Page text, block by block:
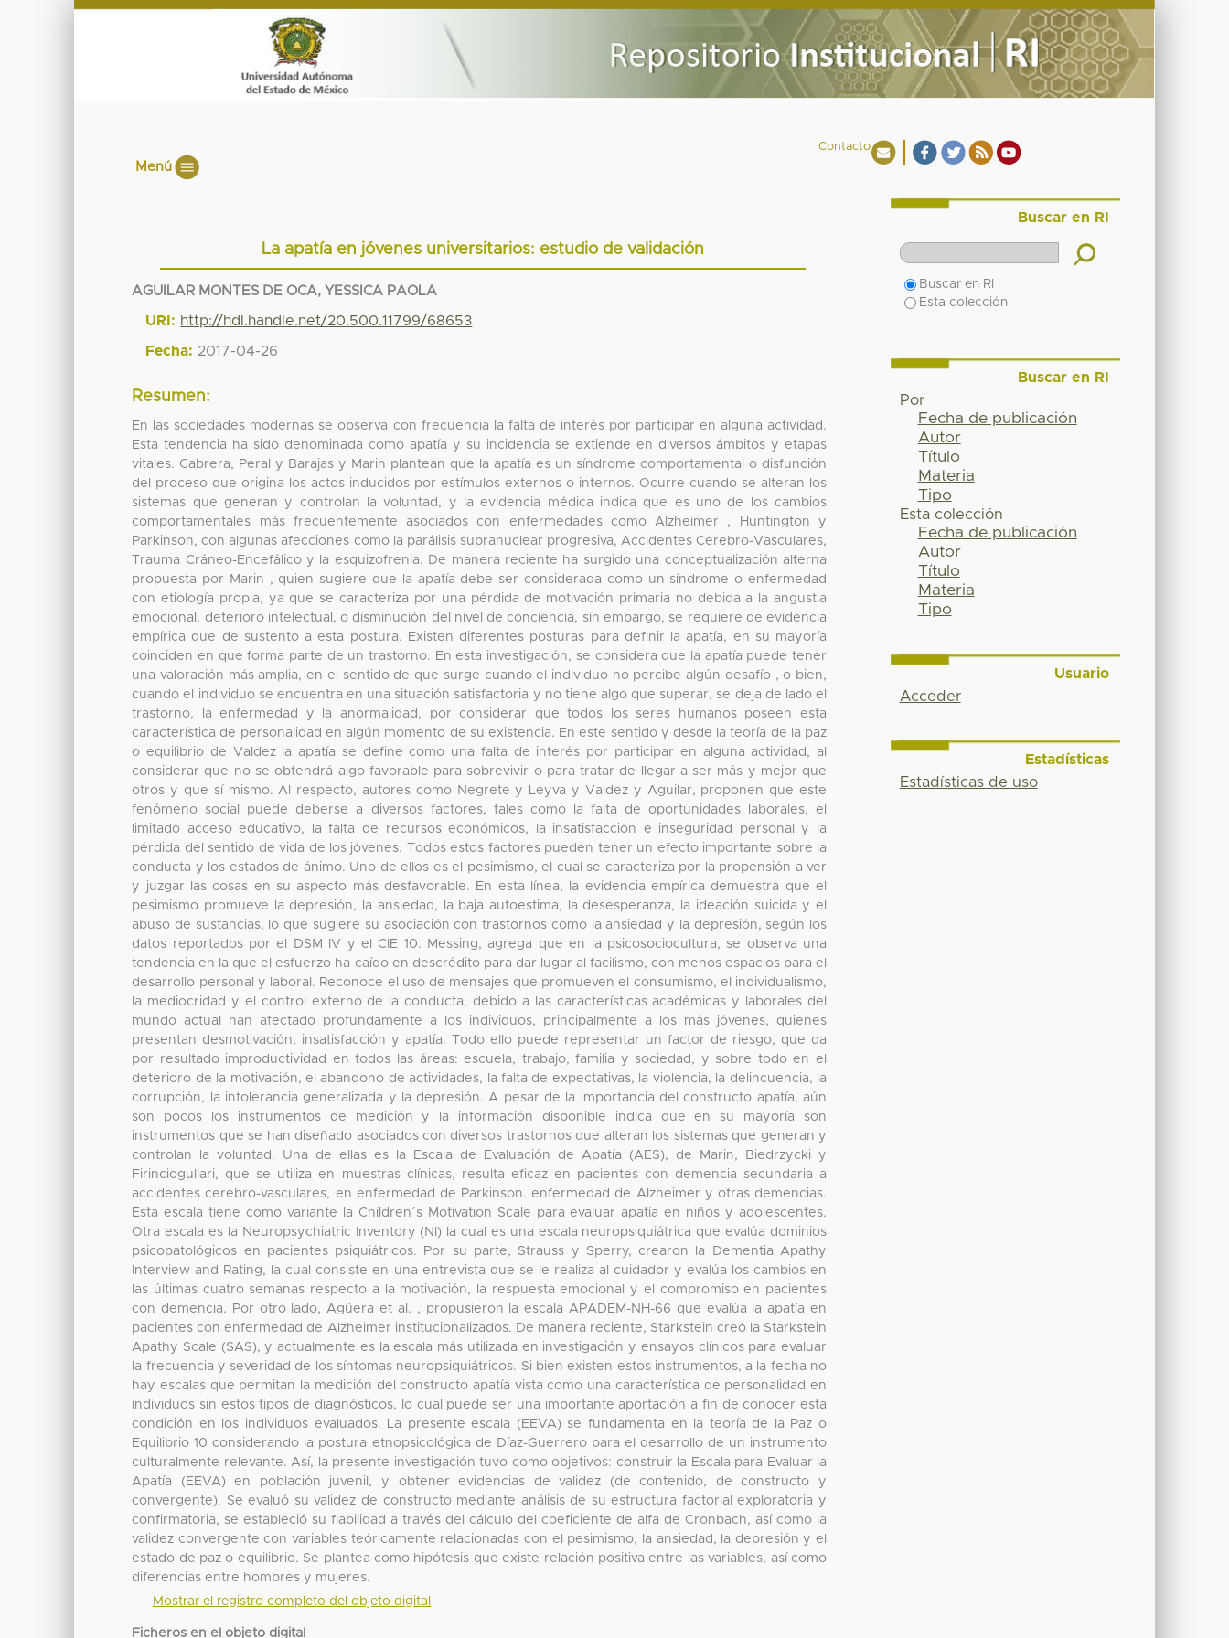
Contacto
Menú
La apatía en jóvenes universitarios: estudio de validación
AGUILAR MONTES DE OCA, YESSICA PAOLA
URI: http://hdl.handle.net/20.500.11799/68653
Fecha: 2017-04-26
Resumen:
En las sociedades modernas se observa con frecuencia la falta de interés por participar en alguna actividad.
Esta tendencia ha sido denominada como apatía y su incidencia se extiende en diversos ámbitos y etapas
vitales. Cabrera, Peral y Barajas y Marin plantean que la apatía es un síndrome comportamental o disfunción
del proceso que origina los actos inducidos por estímulos externos o internos. Ocurre cuando se alteran los
sistemas que generan y controlan la voluntad, y la evidencia médica indica que es uno de los cambios
comportamentales más frecuentemente asociados con enfermedades como Alzheimer , Huntington y
Parkinson, con algunas afecciones como la parálisis supranuclear progresiva, Accidentes Cerebro-Vasculares,
Trauma Cráneo-Encefálico y la esquizofrenia. De manera reciente ha surgido una conceptualización alterna
propuesta por Marin , quien sugiere que la apatía debe ser considerada como un síndrome o enfermedad
con etiología propia, ya que se caracteriza por una pérdida de motivación primaria no debida a la angustia
emocional, deterioro intelectual, o disminución del nivel de conciencia, sin embargo, se requiere de evidencia
empírica que de sustento a esta postura. Existen diferentes posturas para definir la apatía, en su mayoría
coinciden en que forma parte de un trastorno. En esta investigación, se considera que la apatía puede tener
una valoración más amplia, en el sentido de que surge cuando el individuo no percibe algún desafío , o bien,
cuando el individuo se encuentra en una situación satisfactoria y no tiene algo que superar, se deja de lado el
trastorno, la enfermedad y la anormalidad, por considerar que todos los seres humanos poseen esta
característica de personalidad en algún momento de su existencia. En este sentido y desde la teoría de la paz
o equilibrio de Valdez la apatía se define como una falta de interés por participar en alguna actividad, al
considerar que no se obtendrá algo favorable para sobrevivir o para tratar de llegar a ser más y mejor que
otros y que sí mismo. Al respecto, autores como Negrete y Leyva y Valdez y Aguilar, proponen que este
fenómeno social puede deberse a diversos factores, tales como la falta de oportunidades laborales, el
limitado acceso educativo, la falta de recursos económicos, la insatisfacción e inseguridad personal y la
pérdida del sentido de vida de los jóvenes. Todos estos factores pueden tener un efecto importante sobre la
conducta y los estados de ánimo. Uno de ellos es el pesimismo, el cual se caracteriza por la propensión a ver
y juzgar las cosas en su aspecto más desfavorable. En esta línea, la evidencia empírica demuestra que el
pesimismo promueve la depresión, la ansiedad, la baja autoestima, la desesperanza, la ideación suicida y el
abuso de sustancias, lo que sugiere su asociación con trastornos como la ansiedad y la depresión, según los
datos reportados por el DSM IV y el CIE 10. Messing, agrega que en la psicosociocultura, se observa una
tendencia en la que el esfuerzo ha caído en descrédito para dar lugar al facilismo, con menos espacios para el
desarrollo personal y laboral. Reconoce el uso de mensajes que promueven el consumismo, el individualismo,
la mediocridad y el control externo de la conducta, debido a las características académicas y laborales del
mundo actual han afectado profundamente a los individuos, principalmente a los más jóvenes, quienes
presentan desmotivación, insatisfacción y apatía. Todo ello puede representar un factor de riesgo, que da
por resultado improductividad en todos las áreas: escuela, trabajo, familia y sociedad, y sobre todo en el
deterioro de la motivación, el abandono de actividades, la falta de expectativas, la violencia, la delincuencia, la
corrupción, la intolerancia generalizada y la depresión. A pesar de la importancia del constructo apatía, aún
son pocos los instrumentos de medición y la información disponible indica que en su mayoría son
instrumentos que se han diseñado asociados con diversos trastornos que alteran los sistemas que generan y
controlan la voluntad. Una de ellas es la Escala de Evaluación de Apatía (AES), de Marin, Biedrzycki y
Firinciogullari, que se utiliza en muestras clínicas, resulta eficaz en pacientes con demencia secundaria a
accidentes cerebro-vasculares, en enfermedad de Parkinson. enfermedad de Alzheimer y otras demencias.
Esta escala tiene como variante la Children´s Motivation Scale para evaluar apatía en niños y adolescentes.
Otra escala es la Neuropsychiatric Inventory (NI) la cual es una escala neuropsiquiátrica que evalúa dominios
psicopatológicos en pacientes psiquiátricos. Por su parte, Strauss y Sperry, crearon la Dementia Apathy
Interview and Rating, la cual consiste en una entrevista que se le realiza al cuidador y evalúa los cambios en
las últimas cuatro semanas respecto a la motivación, la respuesta emocional y el compromiso en pacientes
con demencia. Por otro lado, Agüera et al. , propusieron la escala APADEM-NH-66 que evalúa la apatía en
pacientes con enfermedad de Alzheimer institucionalizados. De manera reciente, Starkstein creó la Starkstein
Apathy Scale (SAS), y actualmente es la escala más utilizada en investigación y ensayos clínicos para evaluar
la frecuencia y severidad de los síntomas neuropsiquiátricos. Si bien existen estos instrumentos, a la fecha no
hay escalas que permitan la medición del constructo apatía vista como una característica de personalidad en
individuos sin estos tipos de diagnósticos, lo cual puede ser una importante aportación a fin de conocer esta
condición en los individuos evaluados. La presente escala (EEVA) se fundamenta en la teoría de la Paz o
Equilibrio 10 considerando la postura etnopsicológica de Díaz-Guerrero para el desarrollo de un instrumento
culturalmente relevante. Así, la presente investigación tuvo como objetivos: construir la Escala para Evaluar la
Apatía (EEVA) en población juvenil, y obtener evidencias de validez (de contenido, de constructo y
convergente). Se evaluó su validez de constructo mediante análisis de su estructura factorial exploratoria y
confirmatoria, se estableció su fiabilidad a través del cálculo del coeficiente de alfa de Cronbach, así como la
validez convergente con variables teóricamente relacionadas con el pesimismo, la ansiedad, la depresión y el
estado de paz o equilibrio. Se plantea como hipótesis que existe relación positiva entre las variables, así como
diferencias entre hombres y mujeres.
Mostrar el registro completo del objeto digital
Ficheros en el objeto digital
Buscar en RI
Buscar en RI
Esta colección
Buscar en RI
Por
Fecha de publicación
Autor
Título
Materia
Tipo
Esta colección
Fecha de publicación
Autor
Título
Materia
Tipo
Usuario
Acceder
Estadísticas
Estadísticas de uso